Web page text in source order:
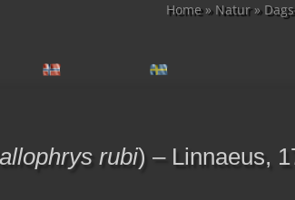
Home»Natur»
rubi) – Linnaeus,